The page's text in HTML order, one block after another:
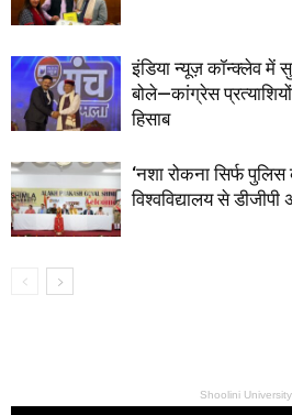
इंडिया न्यूज़ कॉन्क्लेव में
बोले—कांग्रेस
हिसाब
‘नशा रोकना सिर्फ
विश्वविद्यालय से
Shoolini University